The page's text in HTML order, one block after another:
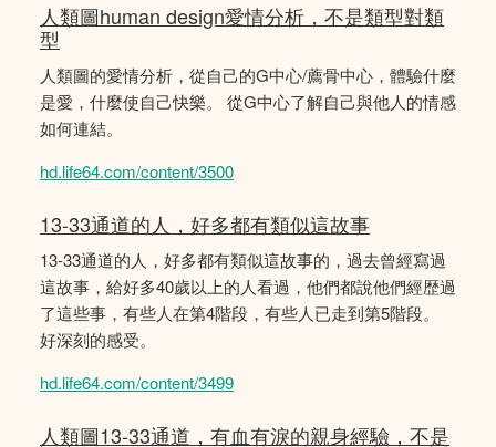
人類圖human design愛情分析，不是類型對類
型
人類圖的愛情分析，從自己的G中心/薦骨中心，體驗什麼
是愛，什麼使自己快樂。 從G中心了解自己與他人的情感
如何連結。
hd.life64.com/content/3500
13-33通道的人，好多都有類似這故事
13-33通道的人，好多都有類似這故事的，過去曾經寫過
這故事，給好多40歲以上的人看過，他們都說他們經歴過
了這些事，有些人在第4階段，有些人已走到第5階段。
好深刻的感受。
hd.life64.com/content/3499
人類圖13-33通道，有血有淚的親身經驗，不是